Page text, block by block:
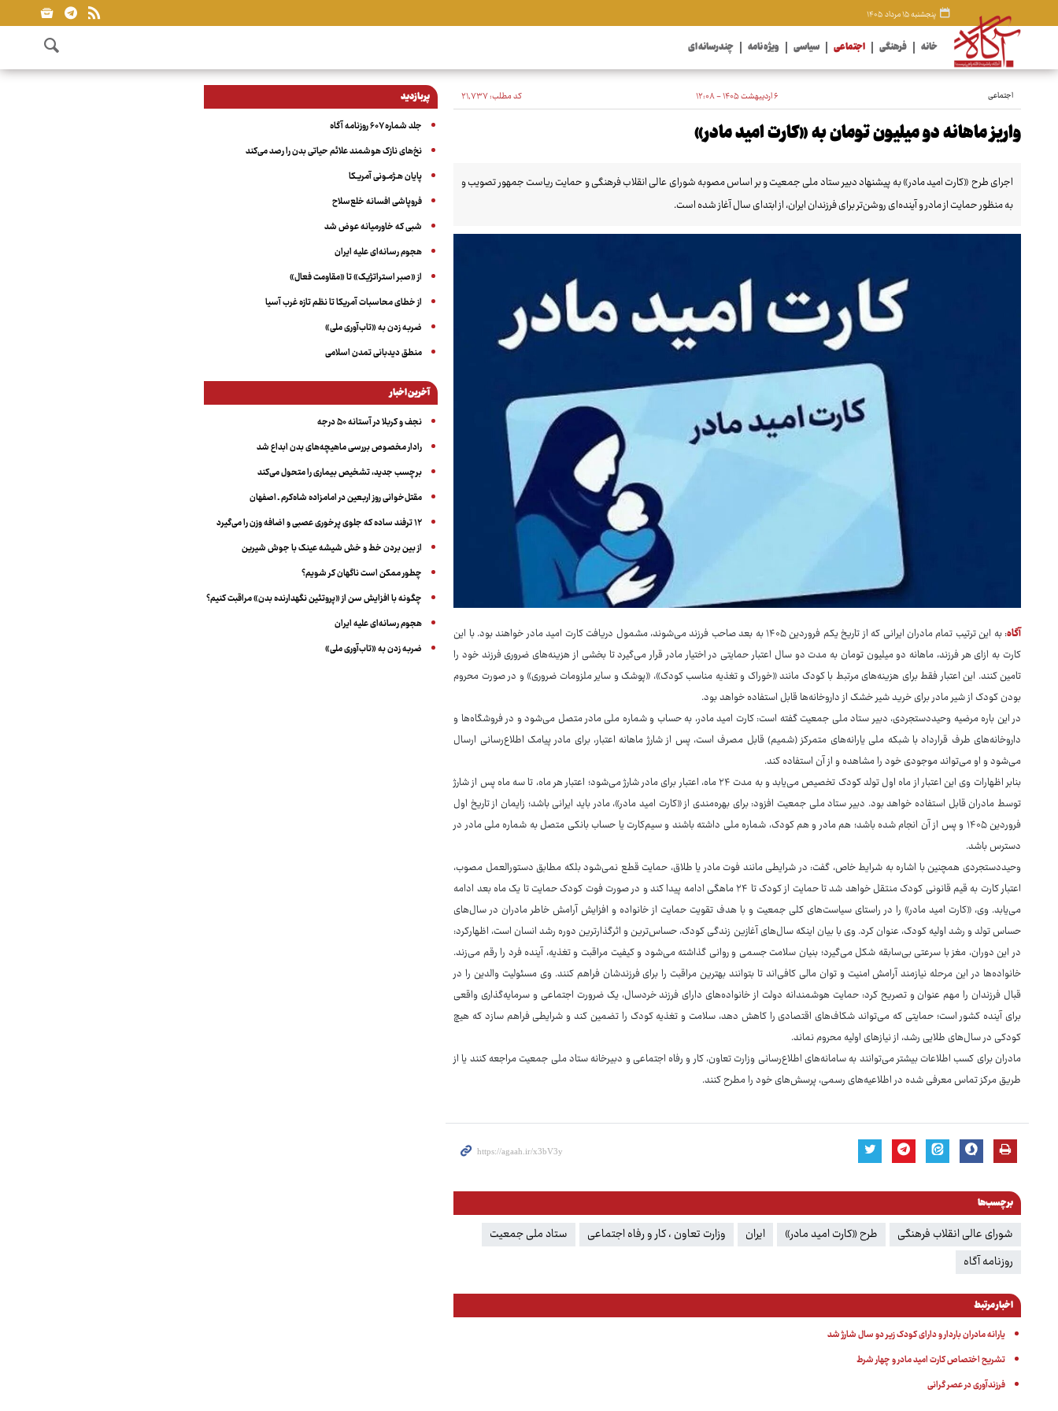
پنجشنبه ۱۵ مرداد ۱۴۰۵
خانه فرهنگی اجتماعی سیاسی ویژه نامه چندرسانه ای
اجتماعی ۶ اردیبهشت ۱۴۰۵ - ۱۲:۰۸ کد مطلب:۲۱٬۷۳۷
واریز ماهانه دو میلیون تومان به «کارت امید مادر»
اجرای طرح «کارت امید مادر» به پیشنهاد دبیر ستاد ملی جمعیت و بر اساس مصوبه شورای عالی انقلاب فرهنگی و حمایت ریاست جمهور تصویب و
به منظور حمایت از مادر و آینده‌ای روشن‌تر برای فرزندان ایران، از ابتدای سال آغاز شده است.
آگاه
: به این ترتیب تمام مادران ایرانی که از تاریخ یکم فروردین ۱۴۰۵ به بعد صاحب فرزند می‌شوند، مشمول دریافت کارت امید مادر خواهند بود. با این
کارت به ازای هر فرزند، ماهانه دو میلیون تومان به مدت دو سال اعتبار حمایتی در اختیار مادر قرار می‌گیرد تا بخشی از هزینه‌های ضروری فرزند خود را
تامین کنند. این اعتبار فقط برای هزینه‌های مرتبط با کودک مانند «خوراک و تغذیه مناسب کودک»، «پوشک و سایر ملزومات ضروری» و در صورت محروم
بودن کودک از شیر مادر برای خرید شیر خشک از داروخانه‌ها قابل استفاده خواهد بود.
در این باره مرضیه وحیددستجردی، دبیر ستاد ملی جمعیت گفته است: کارت امید مادر، به حساب و شماره ملی مادر متصل می‌شود و در فروشگاه‌ها و
داروخانه‌های طرف قرارداد با شبکه ملی یارانه‌های متمرکز (شمیم) قابل مصرف است، پس از شارژ ماهانه اعتبار، برای مادر پیامک اطلاع‌رسانی ارسال
می‌شود و او می‌تواند موجودی خود را مشاهده و از آن استفاده کند.
بنابر اظهارات وی این اعتبار از ماه اول تولد کودک تخصیص می‌یابد و به مدت ۲۴ ماه، اعتبار برای مادر شارژ می‌شود؛ اعتبار هر ماه، تا سه ماه پس از شارژ
توسط مادران قابل استفاده خواهد بود. دبیر ستاد ملی جمعیت افزود: برای بهره‌مندی از «کارت امید مادر»، مادر باید ایرانی باشد؛ زایمان از تاریخ اول
فروردین ۱۴۰۵ و پس از آن انجام شده باشد؛ هم مادر و هم کودک، شماره ملی داشته باشند و سیم‌کارت یا حساب بانکی متصل به شماره ملی مادر در
دسترس باشد.
وحیددستجردی همچنین با اشاره به شرایط خاص، گفت: در شرایطی مانند فوت مادر یا طلاق، حمایت قطع نمی‌شود بلکه مطابق دستورالعمل مصوب،
اعتبار کارت به قیم قانونی کودک منتقل خواهد شد تا حمایت از کودک تا ۲۴ ماهگی ادامه پیدا کند و در صورت فوت کودک حمایت تا یک ماه بعد ادامه
می‌یابد. وی، «کارت امید مادر» را در راستای سیاست‌های کلی جمعیت و با هدف تقویت حمایت از خانواده و افزایش آرامش خاطر مادران در سال‌های
حساس تولد و رشد اولیه کودک، عنوان کرد. وی با بیان اینکه سال‌های آغازین زندگی کودک، حساس‌ترین و اثرگذارترین دوره رشد انسان است، اظهارکرد:
در این دوران، مغز با سرعتی بی‌سابقه شکل می‌گیرد؛ بنیان سلامت جسمی و روانی گذاشته می‌شود و کیفیت مراقبت و تغذیه، آینده فرد را رقم می‌زند.
خانواده‌ها در این مرحله نیازمند آرامش امنیت و توان مالی کافی‌اند تا بتوانند بهترین مراقبت را برای فرزندشان فراهم کنند. وی مسئولیت والدین را در
قبال فرزندان را مهم عنوان و تصریح کرد: حمایت هوشمندانه دولت از خانواده‌های دارای فرزند خردسال، یک ضرورت اجتماعی و سرمایه‌گذاری واقعی
برای آینده کشور است؛ حمایتی که می‌تواند شکاف‌های اقتصادی را کاهش دهد، سلامت و تغذیه کودک را تضمین کند و شرایطی فراهم سازد که هیچ
کودکی در سال‌های طلایی رشد، از نیازهای اولیه محروم نماند.
مادران برای کسب اطلاعات بیشتر می‌توانند به سامانه‌های اطلاع‌رسانی وزارت تعاون، کار و رفاه اجتماعی و دبیرخانه ستاد ملی جمعیت مراجعه کنند یا از
طریق مرکز تماس معرفی شده در اطلاعیه‌های رسمی، پرسش‌های خود را مطرح کنند.
برچسب‌ها
شورای عالی انقلاب فرهنگی طرح «کارت امید مادر» ایران وزارت تعاون ، کار و رفاه اجتماعی
ستاد ملی جمعیت
روزنامه آگاه
اخبار مرتبط
یارانه مادران باردار و دارای کودک زیر دو سال شارژ شد
تشریح اختصاص کارت امید مادر و چهار شرط
فرزندآوری در عصر گرانی
پربازدید
جلد شماره ۶۰۷ روزنامه آگاه
نخ‌های نازک هوشمند علائم حیاتی بدن را رصد می‌کند
پایان هـژمـونی آمریـکا
فروپاشی افسانه خلع‌سلاح
شبی که خاورمیانه عوض شد
هجوم رسانه‌ای علیه ایران
از «صبر استراتژیک» تا «مقاومت فعال»
از خطای محاسبات آمریکا تا نظم تازه غرب آسیا
ضربه زدن به «تاب‌آوری ملی»
منطق دیدبانی تمدن اسلامی
آخرین اخبار
نجف و کربلا در آستانه ۵۰ درجه
رادار مخصوص بررسی ماهیچه‌های بدن ابداع شد
برچسب جدید، تشخیص بیماری را متحول می‌کند
مقتل‌خوانی روز اربعین در امامزاده شاه‌کرم ـ اصفهان
۱۲ ترفند ساده که جلوی پرخوری عصبی و اضافه ‌وزن را می‌گیرد
از بین بردن خط و خش شیشه عینک با جوش شیرین
چطور ممکن است ناگهان کر شویم؟
چگونه با افزایش سن از «پروتئین نگهدارنده بدن» مراقبت کنیم؟
هجوم رسانه‌ای علیه ایران
ضربه زدن به «تاب‌آوری ملی»